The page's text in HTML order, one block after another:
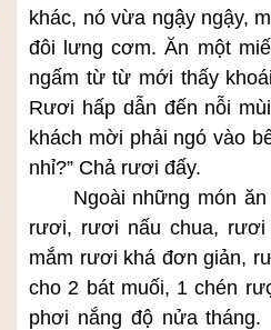
khác, nó vừa ngậy ngậy,
đôi lưng cơm. Ăn một
ngấm từ từ mới thấy
Rươi hấp dẫn đến nỗi
khách mời phải ngó vào
nhỉ?” Chả rươi đấy.
Ngoài những món ăn
rươi, rươi nấu chua,
mắm rươi khá đơn giản,
cho 2 bát muối, 1 chén
phơi nắng độ nửa